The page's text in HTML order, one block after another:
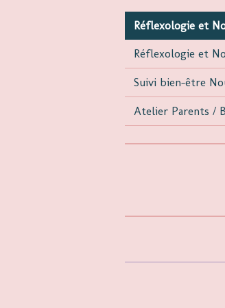
Réflexologie et
Réflexologie et
Suivi bien-être
Atelier Parents /